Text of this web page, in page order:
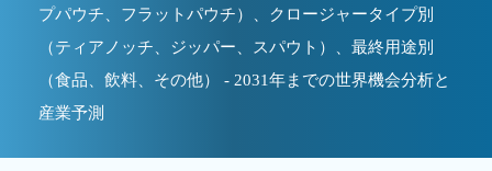
プパウチ、フラットパウチ）、クロージャータイプ別
（ティアノッチ、ジッパー、スパウト）、最終用途別
（食品、飲料、その他） - 2031年までの世界機会分析と
産業予測